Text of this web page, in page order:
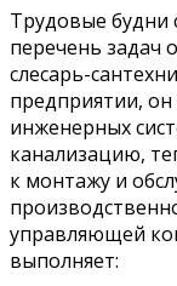
Трудовые будни
перечень задач
слесарь-
предприятии, он
инженерных
канализацию,
к монтажу и
управляющей
выполняет: